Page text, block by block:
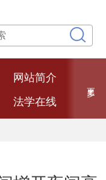
网站简介
法学在线
法大文创